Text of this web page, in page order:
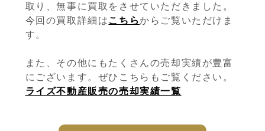
取り、無事に買取をさせていただきました。
今回の買取詳細はこちらからご覧いただけま
す。
また、その他にもたくさんの売却実績が豊富
にございます。ぜひこちらもご覧ください。
ライズ不動産販売の売却実績一覧